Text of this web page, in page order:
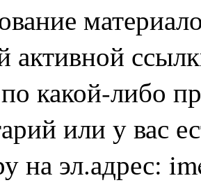
активной
какой-либо
или у вас
на эл.адрес: